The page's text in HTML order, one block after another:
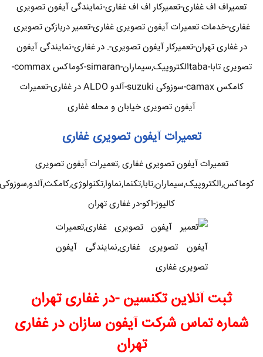
تعمیراف اف غفاری-تعمیرکار اف اف غفاری-نمایندگی آیفون تصویری
غفاری-خدمات تعمیرات آیفون تصویری غفاری-تعمیر دربازکن تصویری
در غفاری تهران-تعمیرکار آیفون تصویری-. در غفاری-نمایندگی آیفون
تصویری تابا-tabaالکتروپیک,سیماران-simaran-کوماکس commax-
کامکس camax-سوزوکی suzuki-آلدو ALDO در غفاری-تعمیرات
آیفون تصویری خیابان و محله غفاری
تعمیرات آیفون تصویری غفاری
تعمیرات آیفون تصویری غفاری ,تعمیرات آیفون تصویری
کوماکس,الکتروپیک,سیماران,تابا,تکنما,نماوا,تکنولوژی,کامکث,آلدو,سوزوکی
کالیوز-اکو-در غفاری تهران
ثبت آنلاین تکنسین -در غفاری تهران
شماره تماس شرکت آیفون سازان در غفاری
تهران